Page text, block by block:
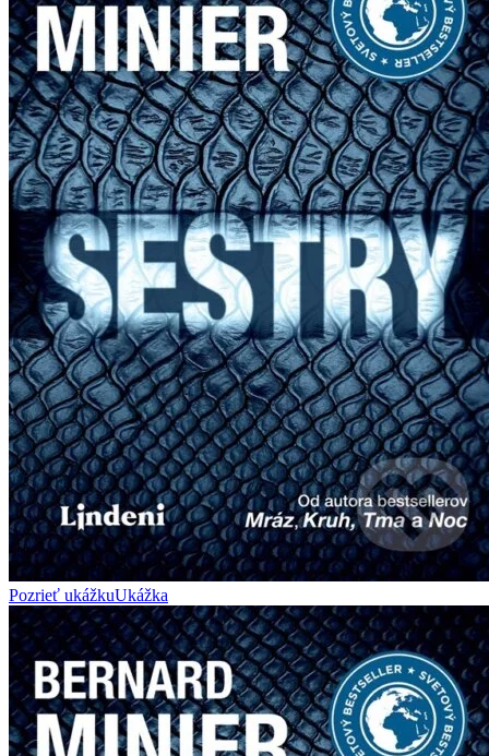
Pozrieť ukážkuUkážka